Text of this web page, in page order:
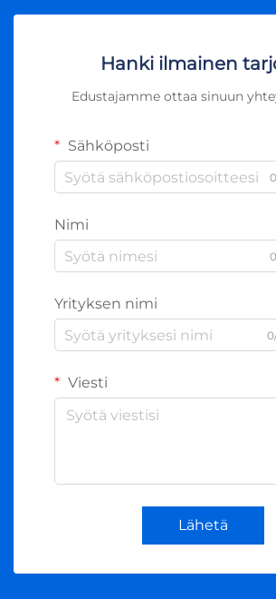
Hanki ilmainen
Edustajamme ottaa sinuun
Sähköposti
Nimi
Yrityksen nimi
Viesti
Lähetä